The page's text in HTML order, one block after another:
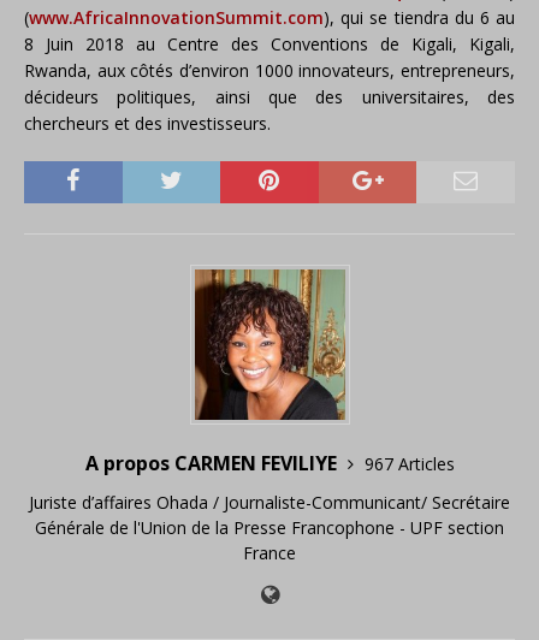
(www.AfricaInnovationSummit.com), qui se tiendra du 6 au
8 Juin 2018 au Centre des Conventions de Kigali, Kigali,
Rwanda, aux côtés d’environ 1000 innovateurs, entrepreneurs,
décideurs politiques, ainsi que des universitaires, des
chercheurs et des investisseurs.
A propos CARMEN FEVILIYE
967 Articles
Juriste d’affaires Ohada / Journaliste-Communicant/ Secrétaire
Générale de l'Union de la Presse Francophone - UPF section
France